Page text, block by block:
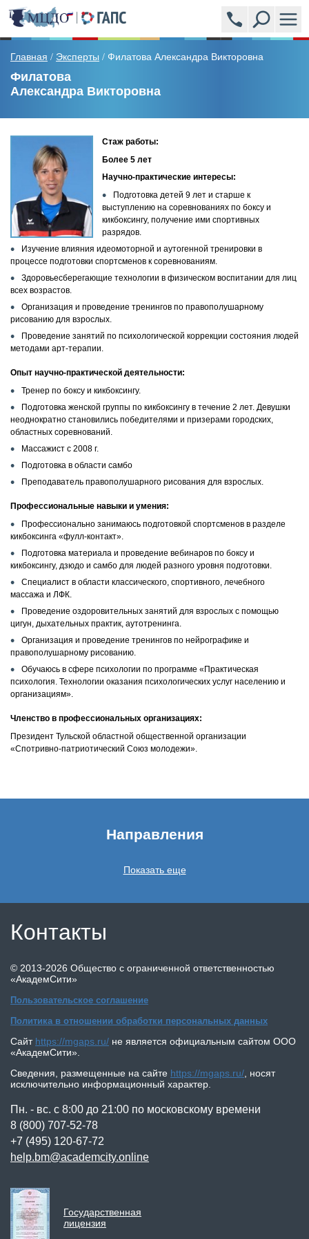
ПРОГРАММЫ
АКАДЕМСИТИ (УЧЕБНЫЙ ЦЕНТР)
НОВОСТИ
ВОПРОСЫ И ОТВЕТЫ
ОБРАЗЦЫ ВЫДАВАЕМЫХ ДОКУМЕНТОВ
ОТЗЫВЫ
СТОИМОСТЬ
КОНТАКТЫ
Главная / Эксперты / Филатова Александра Викторовна
Филатова
Александра Викторовна
Стаж работы:
Более 5 лет
Научно-практические интересы:
Подготовка детей 9 лет и старше к
выступлению на соревнованиях по боксу и
кикбоксингу, получение ими спортивных
разрядов.
Изучение влияния идеомоторной и аутогенной тренировки в
процессе подготовки спортсменов к соревнованиям.
Здоровьесберегающие технологии в физическом воспитании для лиц
всех возрастов.
Организация и проведение тренингов по правополушарному
рисованию для взрослых.
Проведение занятий по психологической коррекции состояния людей
методами арт-терапии.
Опыт научно-практической деятельности:
Тренер по боксу и кикбоксингу.
Подготовка женской группы по кикбоксингу в течение 2 лет. Девушки
неоднократно становились победителями и призерами городских,
областных соревнований.
Массажист с 2008 г.
Подготовка в области самбо
Преподаватель правополушарного рисования для взрослых.
Профессиональные навыки и умения:
Профессионально занимаюсь подготовкой спортсменов в разделе
кикбоксинга «фулл-контакт».
Подготовка материала и проведение вебинаров по боксу и
кикбоксингу, дзюдо и самбо для людей разного уровня подготовки.
Специалист в области классического, спортивного, лечебного
массажа и ЛФК.
Проведение оздоровительных занятий для взрослых с помощью
цигун, дыхательных практик, аутотренинга.
Организация и проведение тренингов по нейрографике и
правополушарному рисованию.
Обучаюсь в сфере психологии по программе «Практическая
психология. Технологии оказания психологических услуг населению и
организациям».
Членство в профессиональных организациях:
Президент Тульской областной общественной организации
«Спотривно-патриотический Союз молодежи».
Направления
Показать еще
Контакты
© 2013-2026 Общество с ограниченной ответственностью
«АкадемСити»
Пользовательское соглашение
Политика в отношении обработки персональных данных
Сайт https://mgaps.ru/ не является официальным сайтом ООО
«АкадемСити»
Сведения, размещенные на сайте https://mgaps.ru/ носят
исключительно информационный характер.
Пн. - вс. с 8:00 до 21:00 по московскому времени
8 (800) 707-52-78
+7 (495) 120-67-72
help.bm@academcity.online
Государственная
лицензия